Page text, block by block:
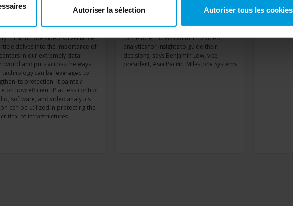
Autoriser la sélection Autoriser tous les cookies
Kaup explains why data center
must include video surveillance.
delves into the importance of
in our extremely data-
world and puts across the ways
technology can be leveraged to
its protection. It paints a
on how efficient IP access control,
software, and video analytics
can be utilized in protecting the
of infrastructures.
enhanced customer experience comes
to the fore, hotels can turn to video
analytics for insights to guide their
decisions, says Benjamin Low, vice
president, Asia Pacific, Milestone Systems